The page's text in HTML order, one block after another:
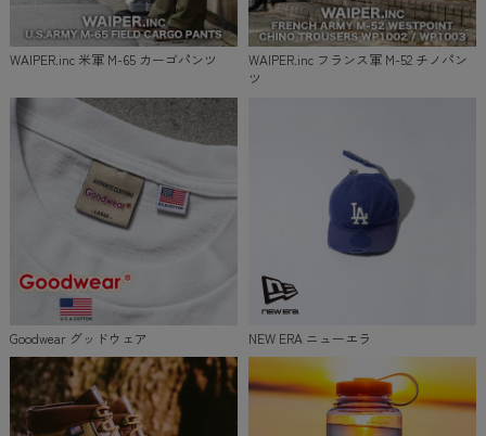
WAIPER.inc 米軍 M-65 カーゴパンツ
WAIPER.inc フランス軍 M-52 チノパン
ツ
Goodwear グッドウェア NEW ERA ニューエラ